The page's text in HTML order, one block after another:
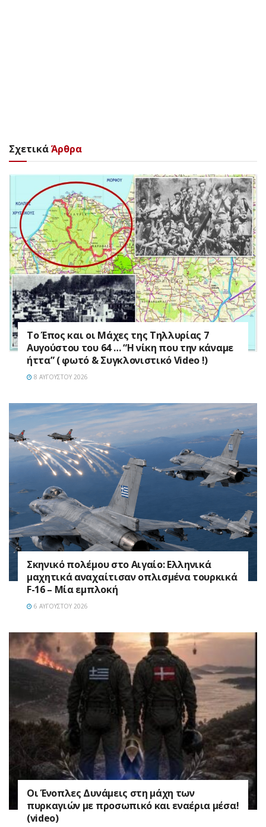
ΣχετικάΆρθρα
Το Έπος και οι Μάχες της Τηλλυρίας 7
Αυγούστου του 64 … “Η νίκη που την κάναμε
ήττα” ( φωτό & Συγκλονιστικό Video !)
8 ΑΥΓΟΎΣΤΟΥ 2026
Σκηνικό πολέμου στο Αιγαίο: Ελληνικά
μαχητικά αναχαίτισαν οπλισμένα τουρκικά
F-16 – Μία εμπλοκή
6 ΑΥΓΟΎΣΤΟΥ 2026
Οι Ένοπλες Δυνάμεις στη μάχη των
πυρκαγιών με προσωπικό και εναέρια μέσα!
(video)